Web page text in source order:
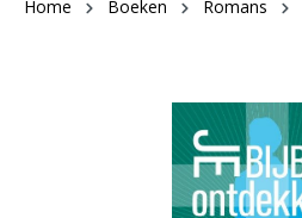
Home Boeken Romans